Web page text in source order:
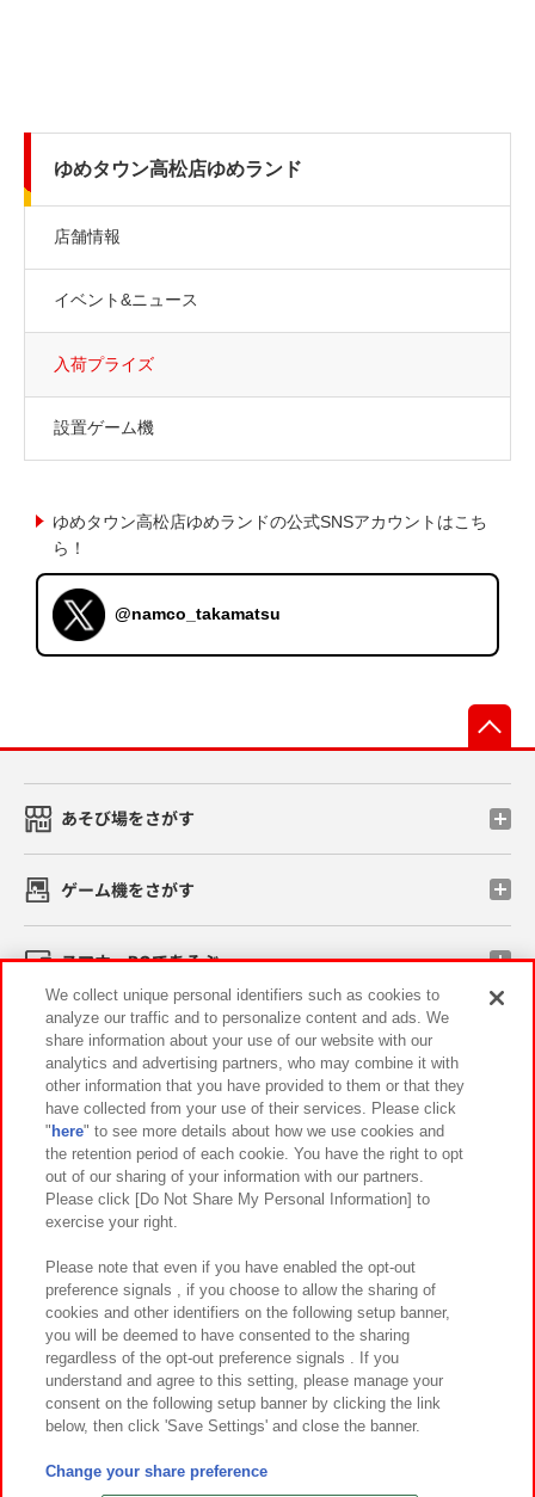
ゆめタウン高松店ゆめランド
店舗情報
イベント&ニュース
入荷プライズ
設置ゲーム機
ゆめタウン高松店ゆめランドの公式SNSアカウントはこち
ら！
@namco_takamatsu
あそび場をさがす
ゲーム機をさがす
スマホ・PCであそぶ
イベント・キャンペーン
関連会社 サステナビリティ サイトポリシー
プライバシーポリシー ウェブアクセシビリティ方針と検証結果
お取引先さまとともに
カスタマーハラスメント対応方針 よくあるご質問・お問い合わせ
©Bandai Namco Amusement Inc.
©Bandai Namco Amusement Lab Inc.
We collect unique personal identifiers such as cookies to
analyze our traffic and to personalize content and ads. We
share information about your use of our website with our
analytics and advertising partners, who may combine it with
other information that you have provided to them or that they
have collected from your use of their services. Please click
" here" to see more details about how we use cookies and
the retention period of each cookie. You have the right to opt
out of our sharing of your information with our partners.
Please click [Do Not Share My Personal Information] to
exercise your right.
Please note that even if you have enabled the opt-out
preference signals , if you choose to allow the sharing of
cookies and other identifiers on the following setup banner,
you will be deemed to have consented to the sharing
regardless of the opt-out preference signals . If you
understand and agree to this setting, please manage your
consent on the following setup banner by clicking the link
below, then click 'Save Settings' and close the banner.
Change your share preference